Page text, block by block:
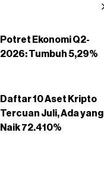
Potret Ekonomi Q2-
2026: Tumbuh 5,29%
Daftar 10 Aset Kripto
Tercuan Juli, Ada yang
Naik 72.410%